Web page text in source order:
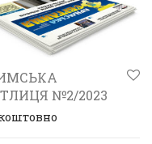
№2/2023